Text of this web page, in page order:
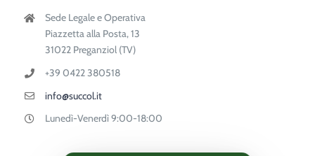
Sede Legale e Operativa
Piazzetta alla Posta, 13
31022 Preganziol (TV)
+39 0422 380518
info@succol.it
Lunedì-Venerdì 9:00-18:00